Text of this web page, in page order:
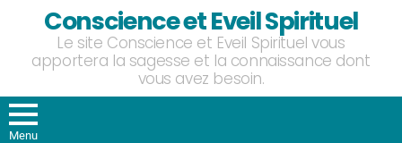
Conscience et Eveil Spirituel
Le site Conscience et Eveil Spirituel vous
apportera la sagesse et la connaissance dont
vous avez besoin.
Menu